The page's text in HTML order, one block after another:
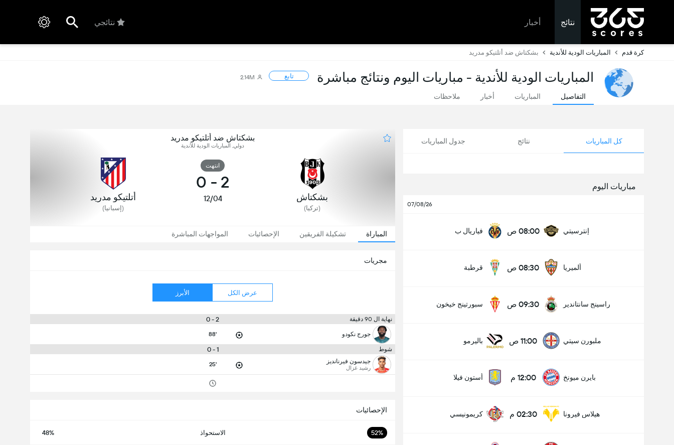
نتائج أخبار نتائجي
كرة قدم المباريات الودية للأندية بشكتاش ضد أتلتيكو مدريد
المباريات الودية للأندية - مباريات اليوم ونتائج مباشرة تابع 2.14M
التفاصيل المباريات أخبار ملاحظات
كل المباريات نتائج جدول المباريات
مباريات اليوم
07/08/26
إنترسيتي 08:00 ص فياريال ب
ألميريا 08:30 ص قرطبة
راسينج سانتاندير 09:30 ص سبورتينج خيخون
ملبورن سيتي 11:00 ص باليرمو
بايرن ميونخ 12:00 م أستون فيلا
هيلاس فيرونا 02:30 م كريمونيسي
بشكتاش ضد أتلتيكو مدريد
دولي, المباريات الودية للأندية
بشكتاش
(تركيا)
انتهت
2
-
0
12/04 أتلتيكو مدريد
(إسبانيا)
المباراة تشكيلة الفريقين الإحصائيات المواجهات المباشرة
مجريات
عرض الكل الأبرز
نهاية ال 90 دقيقة 2 - 0
جورج نكودو 88'
شوط 1 - 0
جيدسون فيرنانديز
رشيد غزال 25'
الإحصائيات
52% الاستحواذ 48%